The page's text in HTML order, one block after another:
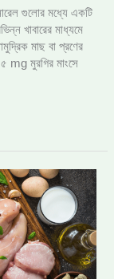
গুলোর মধ্যে একটি
খাবারের মাধ্যমে
মাছ বা প্রণের
mg মুরগির মাংসে